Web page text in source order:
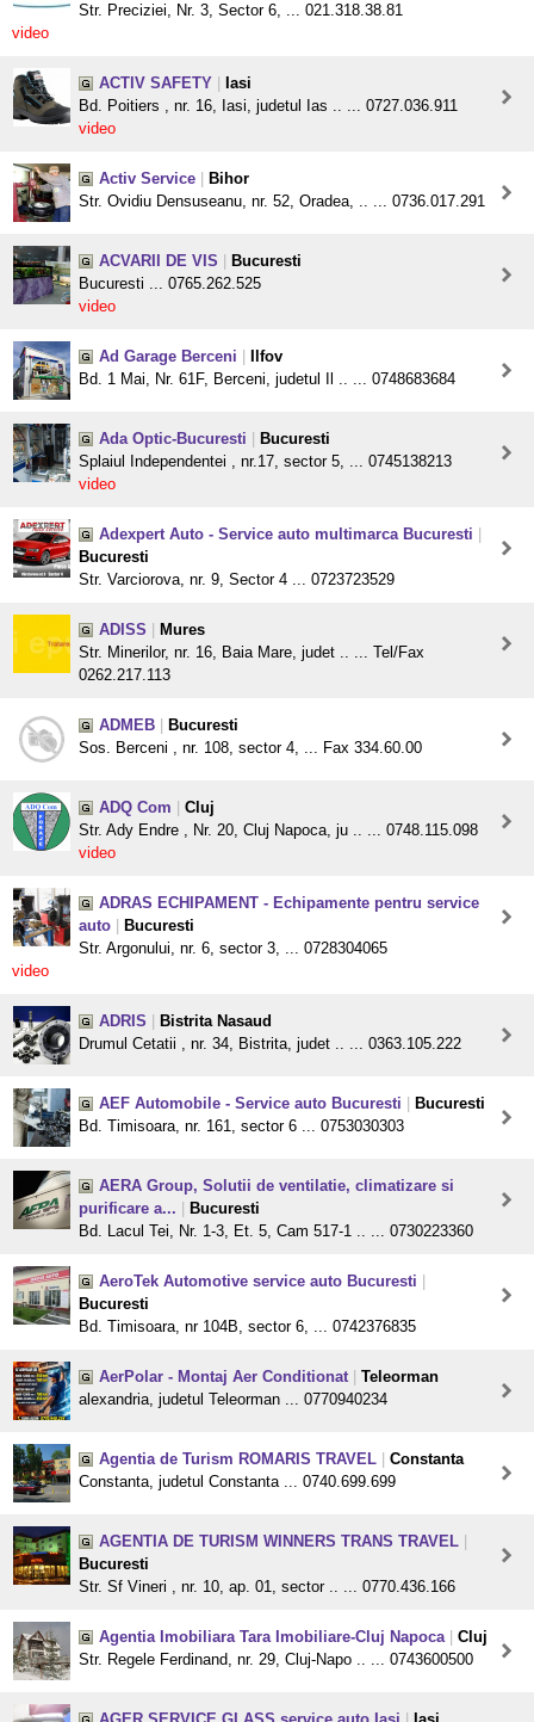
Str. Preciziei, Nr. 3, Sector 6, ... 021.318.38.81
video
ACTIV SAFETY
Iasi
Bd. Poitiers , nr. 16, Iasi, judetul Ias .. ... 0727.036.911
video
Activ Service
Bihor
Str. Ovidiu Densuseanu, nr. 52, Oradea, .. ... 0736.017.291
ACVARII DE VIS
Bucuresti
Bucuresti ... 0765.262.525
video
Ad Garage Berceni
Ilfov
Bd. 1 Mai, Nr. 61F, Berceni, judetul Il .. ... 0748683684
Ada Optic-Bucuresti
Bucuresti
Splaiul Independentei , nr.17, sector 5, ... 0745138213
video
Adexpert Auto - Service auto multimarca Bucuresti
Bucuresti
Str. Varciorova, nr. 9, Sector 4 ... 0723723529
ADISS
Mures
Str. Minerilor, nr. 16, Baia Mare, judet .. ... Tel/Fax
0262.217.113
ADMEB
Bucuresti
Sos. Berceni , nr. 108, sector 4, ... Fax 334.60.00
ADQ Com
Cluj
Str. Ady Endre , Nr. 20, Cluj Napoca, ju .. ... 0748.115.098
video
ADRAS ECHIPAMENT - Echipamente pentru service
auto
Bucuresti
Str. Argonului, nr. 6, sector 3, ... 0728304065
video
ADRIS
Bistrita Nasaud
Drumul Cetatii , nr. 34, Bistrita, judet .. ... 0363.105.222
AEF Automobile - Service auto Bucuresti
Bucuresti
Bd. Timisoara, nr. 161, sector 6 ... 0753030303
AERA Group, Solutii de ventilatie, climatizare si
purificare a...
Bucuresti
Bd. Lacul Tei, Nr. 1-3, Et. 5, Cam 517-1 .. ... 0730223360
AeroTek Automotive service auto Bucuresti
Bucuresti
Bd. Timisoara, nr 104B, sector 6, ... 0742376835
AerPolar - Montaj Aer Conditionat
Teleorman
alexandria, judetul Teleorman ... 0770940234
Agentia de Turism ROMARIS TRAVEL
Constanta
Constanta, judetul Constanta ... 0740.699.699
AGENTIA DE TURISM WINNERS TRANS TRAVEL
Bucuresti
Str. Sf Vineri , nr. 10, ap. 01, sector .. ... 0770.436.166
Agentia Imobiliara Tara Imobiliare-Cluj Napoca
Cluj
Str. Regele Ferdinand, nr. 29, Cluj-Napo .. ... 0743600500